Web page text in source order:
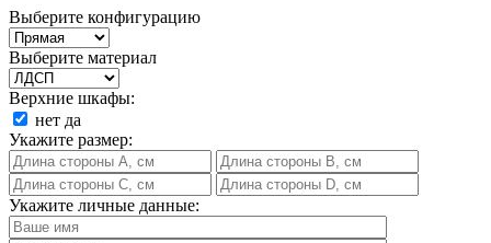
Выберите конфигурацию
Выберите материал
Верхние шкафы:
нет да
Укажите размер:
Укажите личные данные: